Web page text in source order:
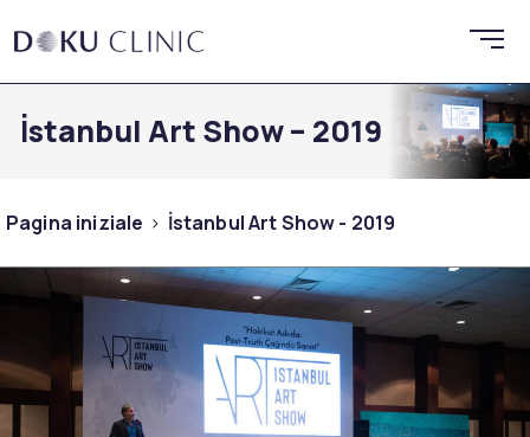
İstanbul Art Show – 2019
Pagina iniziale İstanbul Art Show - 2019